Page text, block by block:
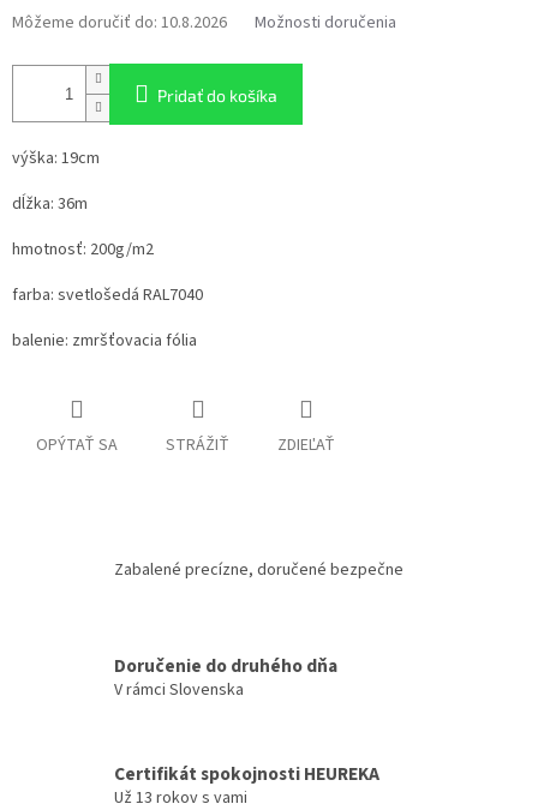
Môžeme doručiť do: 10.8.2026 Možnosti doručenia
Pridať do košíka
výška: 19cm
dĺžka: 36m
hmotnosť: 200g/m2
farba: svetlošedá RAL7040
balenie: zmršťovacia fólia
OPÝTAŤ SA STRÁŽIŤ ZDIEĽAŤ
Zabalené precízne, doručené bezpečne
Doručenie do druhého dňa
V rámci Slovenska
Certifikát spokojnosti HEUREKA
Už 13 rokov s vami